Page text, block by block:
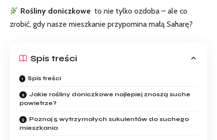
Rośliny doniczkowe ⁢ to nie tylko ozdoba – ale co
zrobić,⁤ gdy nasze mieszkanie przypomina małą Saharę?
Spis treści
Spis treści
Jakie rośliny doniczkowe najlepiej znoszą suche
powietrze?
Poznaj 5 wytrzymałych sukulentów do suchego
mieszkania